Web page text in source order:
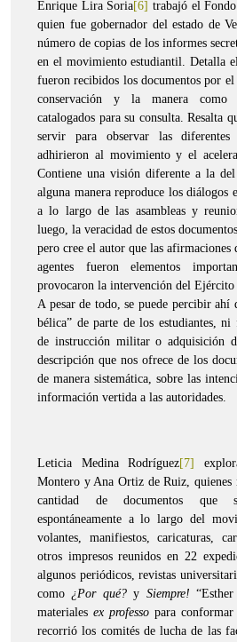
Enrique Lira Soria[6] trabajó el
quien fue gobernador del estado de
número de copias de los informes
en el movimiento estudiantil. Detalla
fueron recibidos los documentos por
conservación y la manera como
catalogados para su consulta. Resalta
servir para observar las diferentes
adhirieron al movimiento y el
Contiene una visión diferente a la
alguna manera reproduce los diálogos
a lo largo de las asambleas y
luego, la veracidad de estos
pero cree el autor que las afirmaciones
agentes fueron elementos
provocaron la intervención del Ejército
A pesar de todo, se puede percibir ahí
bélica” de parte de los estudiantes,
de instrucción militar o adquisición
descripción que nos ofrece de los
de manera sistemática, sobre las
información vertida a las autoridades.
Leticia Medina Rodríguez[7]
Montero y Ana Ortiz de Ruiz, quienes
cantidad de documentos que
espontáneamente a lo largo del
volantes, manifiestos, caricaturas,
otros impresos reunidos en 22
algunos periódicos, revistas
como¿Por qué?y Siempre!
materiales ex professo para
recorrió los comités de lucha de las